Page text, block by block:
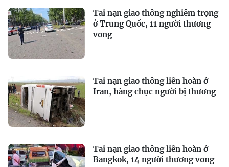
Tai nạn giao thông nghiêm trọng
ở Trung Quốc, 11 người thương
vong
Tai nạn giao thông liên hoàn ở
Iran, hàng chục người bị thương
Tai nạn giao thông liên hoàn ở
Bangkok, 14 người thương vong